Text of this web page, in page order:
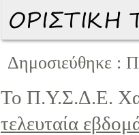
Δημοσιεύθηκε :
Το Π.Υ.Σ.Δ.Ε.
τελευταία